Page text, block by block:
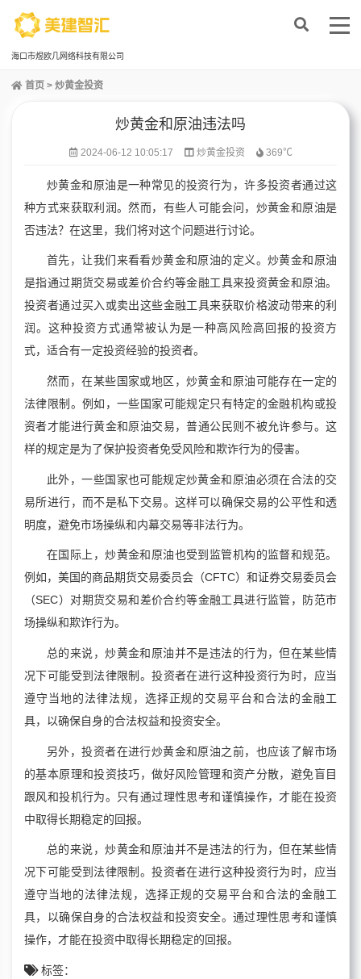
海口市煜欧几网络科技有限公司
首页 > 炒黄金投资
炒黄金和原油违法吗
2024-06-12 10:05:17 炒黄金投资 369℃
炒黄金和原油是一种常见的投资行为，许多投资者通过这
种方式来获取利润。然而，有些人可能会问，炒黄金和原油是
否违法？在这里，我们将对这个问题进行讨论。
首先，让我们来看看炒黄金和原油的定义。炒黄金和原油
是指通过期货交易或差价合约等金融工具来投资黄金和原油。
投资者通过买入或卖出这些金融工具来获取价格波动带来的利
润。这种投资方式通常被认为是一种高风险高回报的投资方
式，适合有一定投资经验的投资者。
然而，在某些国家或地区，炒黄金和原油可能存在一定的
法律限制。例如，一些国家可能规定只有特定的金融机构或投
资者才能进行黄金和原油交易，普通公民则不被允许参与。这
样的规定是为了保护投资者免受风险和欺诈行为的侵害。
此外，一些国家也可能规定炒黄金和原油必须在合法的交
易所进行，而不是私下交易。这样可以确保交易的公平性和透
明度，避免市场操纵和内幕交易等非法行为。
在国际上，炒黄金和原油也受到监管机构的监督和规范。
例如，美国的商品期货交易委员会（CFTC）和证券交易委员会
（SEC）对期货交易和差价合约等金融工具进行监管，防范市
场操纵和欺诈行为。
总的来说，炒黄金和原油并不是违法的行为，但在某些情
况下可能受到法律限制。投资者在进行这种投资行为时，应当
遵守当地的法律法规，选择正规的交易平台和合法的金融工
具，以确保自身的合法权益和投资安全。
另外，投资者在进行炒黄金和原油之前，也应该了解市场
的基本原理和投资技巧，做好风险管理和资产分散，避免盲目
跟风和投机行为。只有通过理性思考和谨慎操作，才能在投资
中取得长期稳定的回报。
总的来说，炒黄金和原油并不是违法的行为，但在某些情
况下可能受到法律限制。投资者在进行这种投资行为时，应当
遵守当地的法律法规，选择正规的交易平台和合法的金融工
具，以确保自身的合法权益和投资安全。通过理性思考和谨慎
操作，才能在投资中取得长期稳定的回报。
标签：